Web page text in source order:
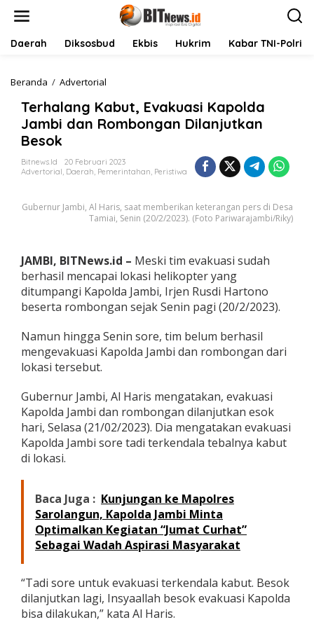
Daerah Diksosbud Ekbis Hukrim Kabar TNI-Polri
Beranda / Advertorial
r
h
a
a
n
a
b
,
E
v
a
k
a
s
i
p
o
l
d
a
b
i
d
a
n
m
b
o
Terhalang Kabut, Evakuasi Kapolda
Jambi dan Rombongan Dilanjutkan
Besok
Bitnews.id
20 Februari 2023
Advertorial, Daerah, Pemerintahan, Peristiwa
Gubernur Jambi, Al Haris, saat memberikan keterangan pers di Desa
Tamiai, Senin (20/2/2023). (Foto Pariwarajambi/Riky)
JAMBI, BITNews.id – Meski tim evakuasi sudah
berhasil mencapai lokasi helikopter yang
ditumpangi Kapolda Jambi, Irjen Rusdi Hartono
beserta rombongan sejak Senin pagi (20/2/2023).
Namun hingga Senin sore, tim belum berhasil
mengevakuasi Kapolda Jambi dan rombongan dari
lokasi tersebut.
Gubernur Jambi, Al Haris mengatakan, evakuasi
Kapolda Jambi dan rombongan dilanjutkan esok
hari, Selasa (21/02/2023). Dia mengatakan evakuasi
Kapolda Jambi sore tadi terkendala tebalnya kabut
di lokasi.
Baca Juga : Kunjungan ke Mapolres
Sarolangun, Kapolda Jambi Minta
Optimalkan Kegiatan “Jumat Curhat”
Sebagai Wadah Aspirasi Masyarakat
“Tadi sore untuk evakuasi terkendala kabut. Besok
dilanjutkan lagi, Insyaallah besok evakuasi Kapolda
bisa dilakukan,” kata Al Haris.